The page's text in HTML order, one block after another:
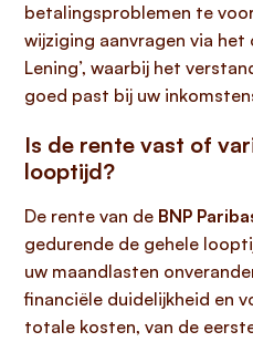
betalingsproblemen te
wijziging aanvragen via het
Lening’, waarbij het
goed past bij uw
Is de rente vast of
looptijd?
De rente van de BNP
gedurende de gehele
uw maandlasten
financiële duidelijkheid en
totale kosten, van de